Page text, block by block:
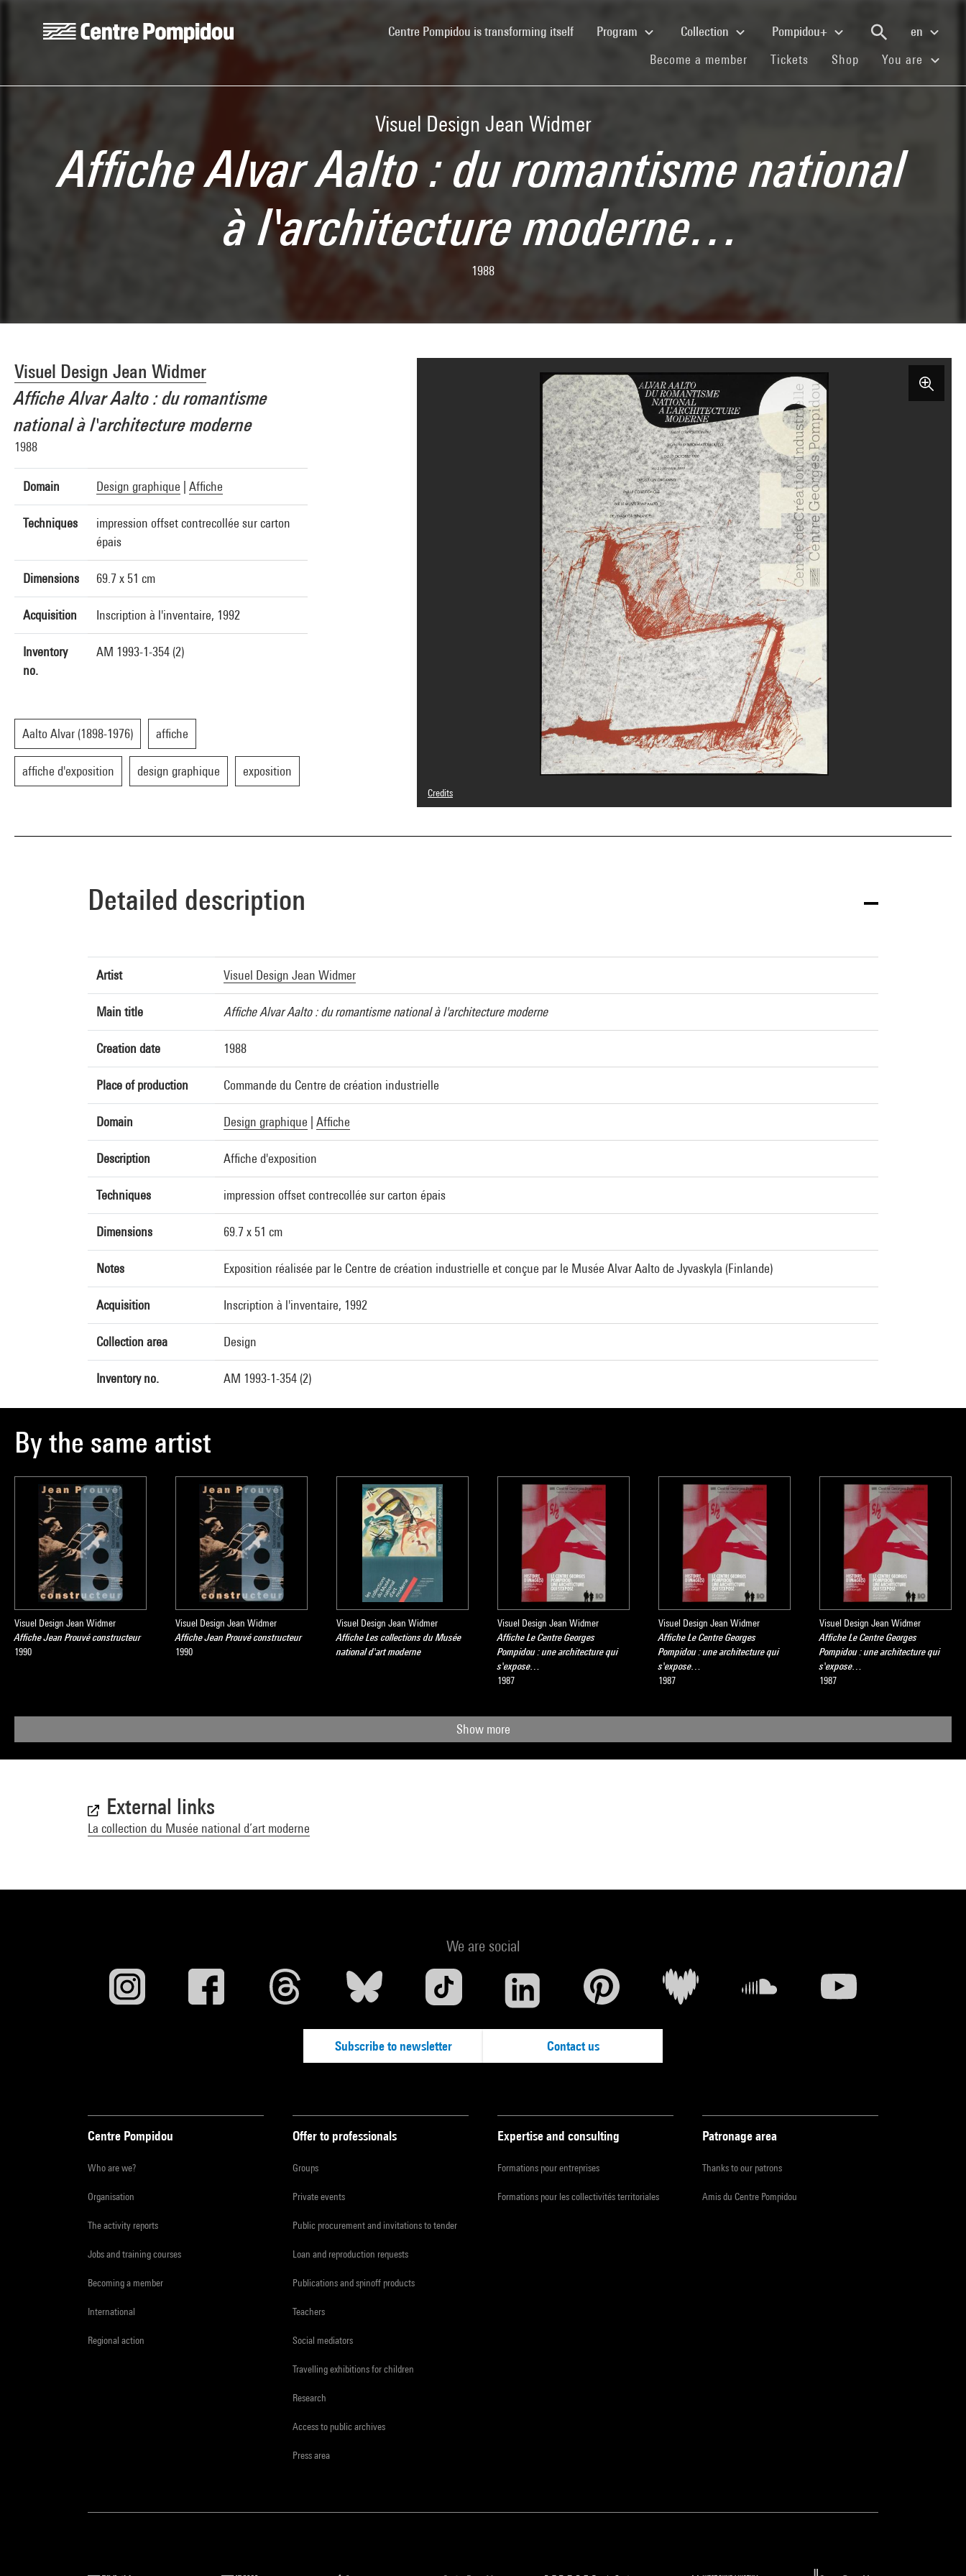
Centre Pompidou is transforming itself(current)Program Collection Pompidou+
en
Become a member (current)
Tickets (current)
Shop (current)You are
Visuel Design Jean Widmer
Affiche Alvar Aalto : du romantisme national
à l'architecture moderne…
1988
Visuel Design Jean Widmer
Affiche Alvar Aalto : du romantisme
national à l'architecture moderne
1988
Domain Design graphique Affiche
Techniques
impression offset contrecollée sur carton
épais
Dimensions 69.7 x 51 cm
Acquisition Inscription à l'inventaire, 1992
Inventory
no.
AM 1993-1-354 (2)
Aalto Alvar (1898-1976) affiche
affiche d'exposition design graphique exposition
Credits
© Adagp, Paris
Image reference : 4R02189 [1992 CX 6204]
Detailed description
Artist Visuel Design Jean Widmer
Main title Affiche Alvar Aalto : du romantisme national à l'architecture moderne
Creation date 1988
Place of production Commande du Centre de création industrielle
Domain Design graphique Affiche
Description Affiche d'exposition
Techniques impression offset contrecollée sur carton épais
Dimensions 69.7 x 51 cm
Notes Exposition réalisée par le Centre de création industrielle et conçue par le Musée Alvar Aalto de Jyvaskyla (Finlande)
Acquisition Inscription à l'inventaire, 1992
Collection area Design
Inventory no. AM 1993-1-354 (2)
By the same artist
Visuel Design Jean Widmer
Affiche Jean Prouvé constructeur
1990
Visuel Design Jean Widmer
Affiche Jean Prouvé constructeur
1990
Visuel Design Jean Widmer
Affiche Les collections du Musée
national d'art moderne
Visuel Design Jean Widmer
Affiche Le Centre Georges
Pompidou : une architecture qui
s'expose…
1987
Visuel Design Jean Widmer
Affiche Le Centre Georges
Pompidou : une architecture qui
s'expose…
1987
Visuel Design Jean Widmer
Affiche Le Centre Georges
Pompidou : une architecture qui
s'expose…
1987
Show more
External links
La collection du Musée national d’art moderne
We are social
Subscribe to newsletter Contact us
Centre Pompidou
Who are we?
Organisation
The activity reports
Jobs and training courses
Becoming a member
International
Regional action
Offer to professionals
Groups
Private events
Public procurement and invitations to tender
Loan and reproduction requests
Publications and spinoff products
Teachers
Social mediators
Travelling exhibitions for children
Research
Access to public archives
Press area
Expertise and consulting
Formations pour entreprises
Formations pour les collectivités territoriales
Patronage area
Thanks to our patrons
Amis du Centre Pompidou